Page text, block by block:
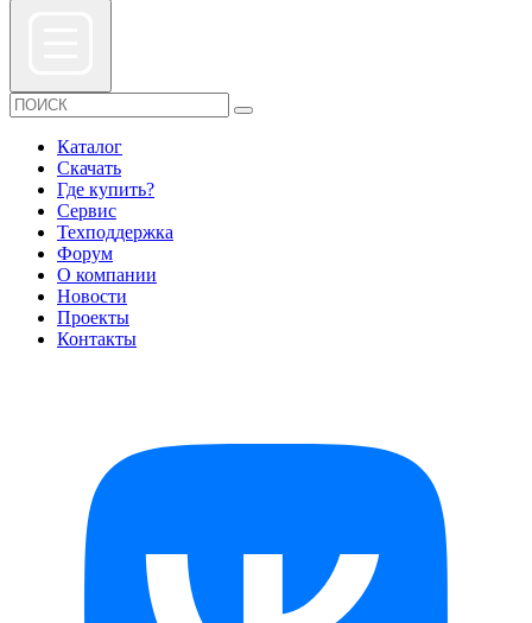
Каталог
Скачать
Где купить?
Сервис
Техподдержка
Форум
О компании
Новости
Проекты
Контакты